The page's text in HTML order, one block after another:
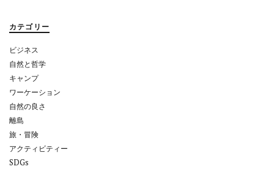
ョ
ン
カテゴリー
ビジネス
自然と哲学
キャンプ
ワーケーション
自然の良さ
離島
旅・冒険
アクティビティー
SDGs